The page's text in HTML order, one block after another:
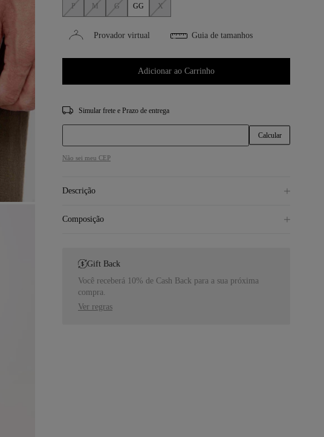
P M G GG X
Provador virtual Guia de tamanhos
Adicionar ao Carrinho
CEP
Não sei meu CEP
Descrição
Composição
Gift Back
Você receberá 10% de Cash Back para a sua próxima
compra.
Ver regras